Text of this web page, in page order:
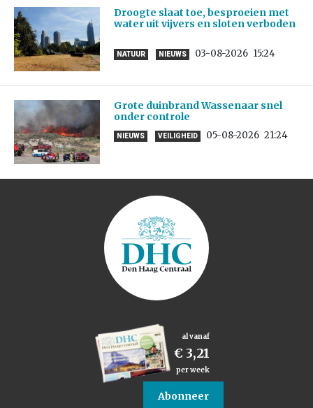
Droogte slaat toe, besproeien met
water uit vijvers en sloten verboden
NATUUR NIEUWS 03-08-2026 15:24
Grote duinbrand Wassenaar snel
onder controle
NIEUWS VEILIGHEID 05-08-2026 21:24
al vanaf
€ 3,21
per week
Abonneer